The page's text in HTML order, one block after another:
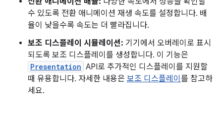
수 있도록 전환 애니메이션 재생 속도를 설정합니다. 배
율이 낮을수록 속도는 더 빨라집니다.
보조 디스플레이 시뮬레이션: 기기에서 오버레이로 표시
되도록 보조 디스플레이를 생성합니다. 이 기능은
Presentation API로 추가적인 디스플레이를 지원할
때 유용합니다. 자세한 내용은 보조 디스플레이 를 참고하
세요.